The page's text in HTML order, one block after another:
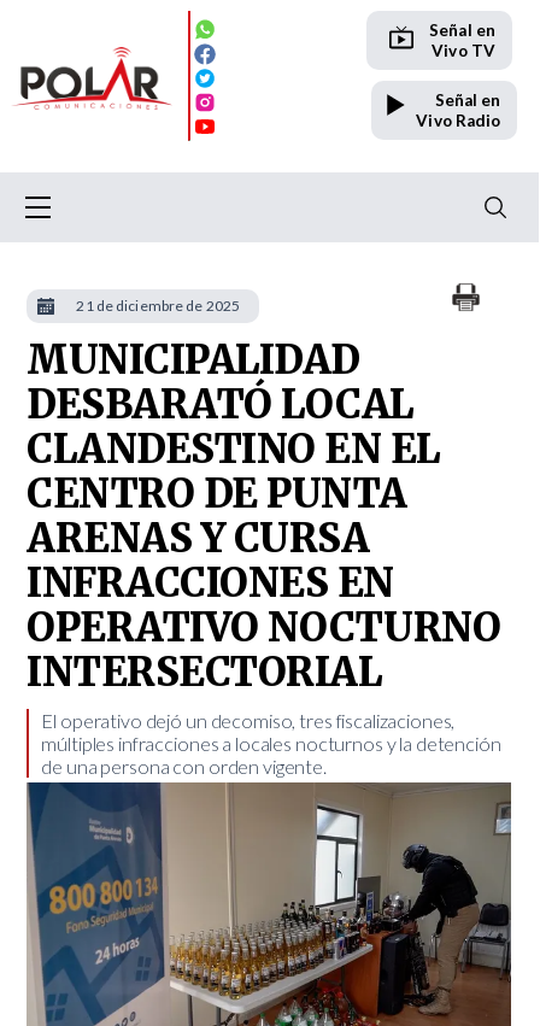
Señal en
Vivo TV
Señal en
Vivo Radio
MUNICIPALIDAD
DESBARATÓ LOCAL
CLANDESTINO EN EL
CENTRO DE PUNTA
ARENAS Y CURSA
INFRACCIONES EN
OPERATIVO NOCTURNO
INTERSECTORIAL
El operativo dejó un decomiso, tres fiscalizaciones,
múltiples infracciones a locales nocturnos y la detención
de una persona con orden vigente. ​
21 de diciembre de 2025